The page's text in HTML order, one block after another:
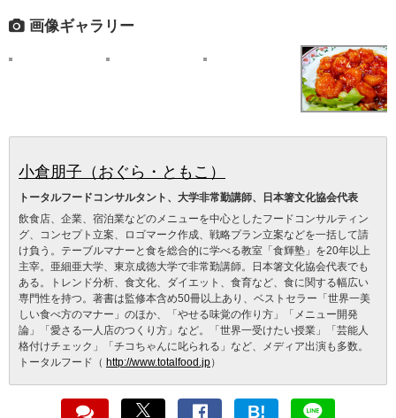
画像ギャラリー
小倉朋子（おぐら・ともこ）
トータルフードコンサルタント、大学非常勤講師、日本箸文化協会代表
飲食店、企業、宿泊業などのメニューを中心としたフードコンサルティン
グ、コンセプト立案、ロゴマーク作成、戦略プラン立案などを一括して請
け負う。テーブルマナーと食を総合的に学べる教室「食輝塾」を20年以上
主宰。亜細亜大学、東京成徳大学で非常勤講師。日本箸文化協会代表でも
ある。トレンド分析、食文化、ダイエット、食育など、食に関する幅広い
専門性を持つ。著書は監修本含め50冊以上あり、ベストセラー「世界一美
しい食べ方のマナー」のほか、「やせる味覚の作り方」「メニュー開発
論」「愛さる一人店のつくり方」など。「世界一受けたい授業」「芸能人
格付けチェック」「チコちゃんに叱られる」など、メディア出演も多数。
トータルフード（ http://www.totalfood.jp）
B!